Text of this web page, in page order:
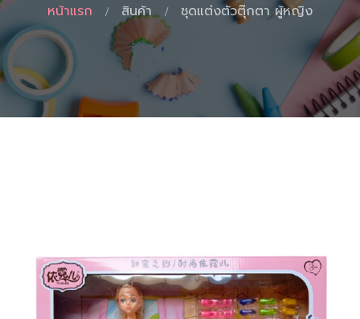
หน้าแรก สินค้า ชุดแต่งตัวตุ๊กตา ผู้หญิง